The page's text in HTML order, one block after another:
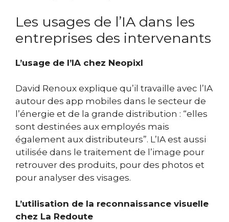
Les usages de l’IA dans les
entreprises des intervenants
L’usage de l’IA chez Neopixl
David Renoux explique qu’il travaille avec l’IA
autour des app mobiles dans le secteur de
l’énergie et de la grande distribution : “elles
sont destinées aux employés mais
également aux distributeurs”. L’IA est aussi
utilisée dans le traitement de l’image pour
retrouver des produits, pour des photos et
pour analyser des visages.
L’utilisation de la reconnaissance visuelle
chez La Redoute